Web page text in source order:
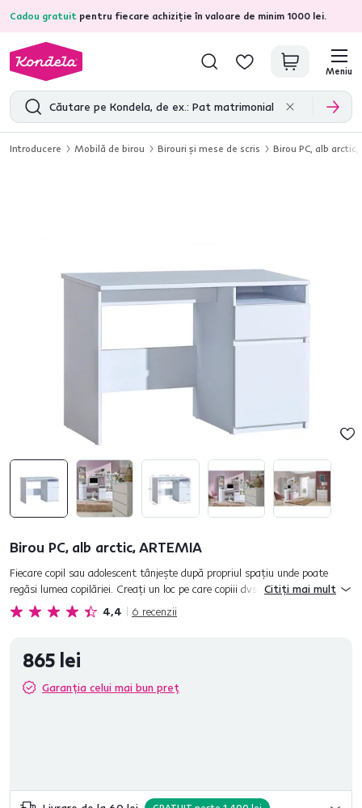
Cadou gratuit pentru fiecare achiziție în valoare de minim 1000 lei.
4,7 31.211 recenzii de produs verificate
Meniu
Introducere Mobilă de birou Birouri şi mese de scris Birou PC, alb arctic,
Birou PC, alb arctic, ARTEMIA
4,4 6 recenzii
Fiecare copil sau adolescent tânjeşte după propriul spaţiu unde poate
regăsi lumea copilăriei. Creaţi un loc pe care copiii dvs. să-l simtă
împărăţia şi refugiul lor sigur mult iubit. Setul...
Citiți mai mult
865 lei
Garanția celui mai bun preț